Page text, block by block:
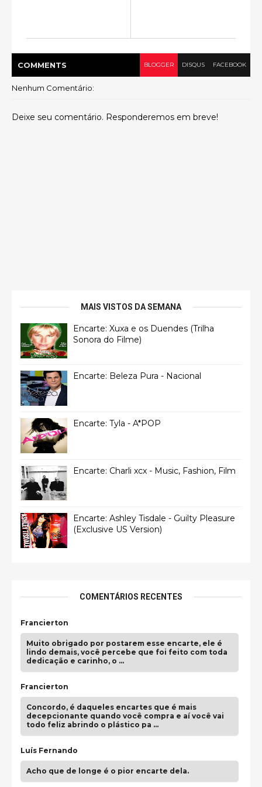
COMMENTS BLOGGER DISQUS FACEBOOK
Nenhum Comentário:
Deixe seu comentário. Responderemos em breve!
MAIS VISTOS DA SEMANA
Encarte: Xuxa e os Duendes (Trilha
Sonora do Filme)
Encarte: Beleza Pura - Nacional
Encarte: Tyla - A*POP
Encarte: Charli xcx - Music, Fashion, Film
Encarte: Ashley Tisdale - Guilty Pleasure
(Exclusive US Version)
COMENTÁRIOS RECENTES
Francierton
Muito obrigado por postarem esse encarte, ele é
lindo demais, você percebe que foi feito com toda
dedicação e carinho, o …
Francierton
Concordo, é daqueles encartes que é mais
decepcionante quando você compra e aí você vai
todo feliz abrindo o plástico pa …
Luís Fernando
Acho que de longe é o pior encarte dela.